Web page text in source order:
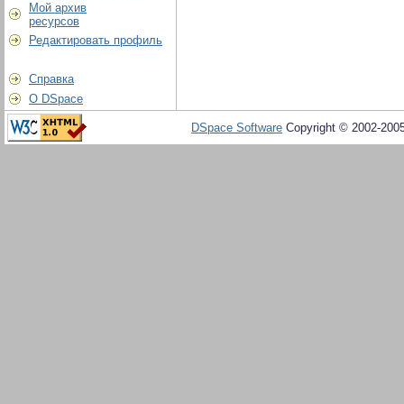
Мой архив
ресурсов
Редактировать профиль
Справка
О DSpace
DSpace Software Copyright © 2002-